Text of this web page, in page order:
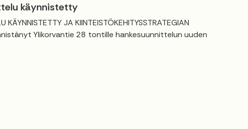
käynnistetty
KÄYNNISTETTY JA KIINTEISTÖKEHITYSSTRATEGIAN
Ylikorvantie 28 tontille hankesuunnittelun uuden